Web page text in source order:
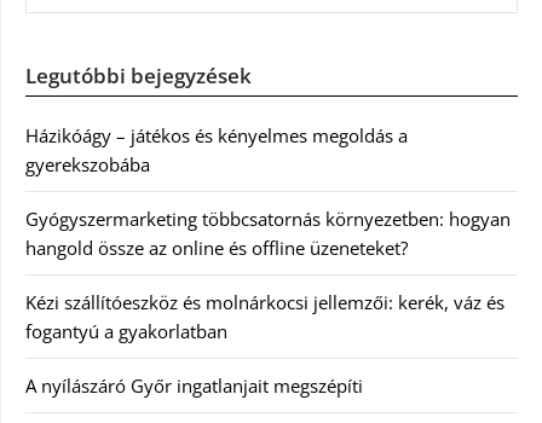
Legutóbbi bejegyzések
Házikóágy – játékos és kényelmes megoldás a
gyerekszobába
Gyógyszermarketing többcsatornás környezetben: hogyan
hangold össze az online és offline üzeneteket?
Kézi szállítóeszköz és molnárkocsi jellemzői: kerék, váz és
fogantyú a gyakorlatban
A nyílászáró Győr ingatlanjait megszépíti